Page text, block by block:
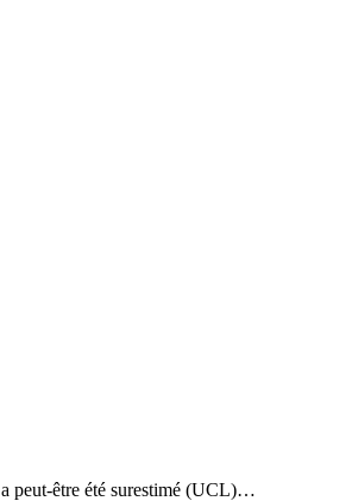
a peut-être été surestimé (UCL)…